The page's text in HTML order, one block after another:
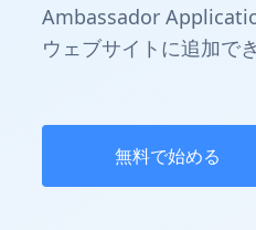
Ambassador
ウェブサイトに追加で
無料で始める